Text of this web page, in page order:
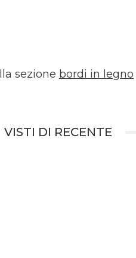
sezione bordi in legno
VISTI DI RECENTE